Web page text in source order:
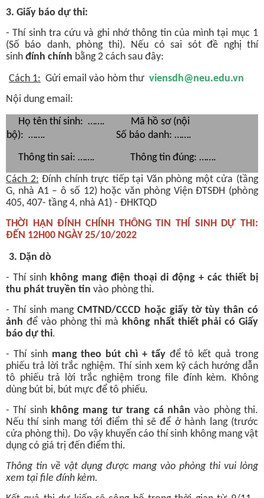
3. Giấy báo dự thi:
-Thí sinh tra cứu và ghi nhớ thông tin của mình tại mục 1
(Số báo danh, phòng thi). Nếu có sai sót đề nghị thí
sinh đính chính bằng 2 cách sau đây:
Cách 1: Gửi email vào hòm thư viensdh@neu.edu.vn
Nội dung email:
Họ tên thí sinh: ……. Mã hồ sơ (nội
bộ): ……. Số báo danh: …….
Thông tin sai: ……. Thông tin đúng: …….
Cách 2: Đính chính trực tiếp tại Văn phòng một cửa (tầng
G, nhà A1 – ô số 12) hoặc văn phòng Viện ĐTSĐH (phòng
405, 407- tầng 4, nhà A1) - ĐHKTQD
THỜI HẠN ĐÍNH CHÍNH THÔNG TIN THÍ SINH DỰ THI:
ĐẾN 12H00 NGÀY 25/10/2022
3. Dặn dò
- Thí sinh không mang điện thoại di động + các thiết bị
thu phát truyền tin vào phòng thi.
- Thí sinh mangCMTND/CCCD hoặc giấy tờ tùy thân có
ảnh để vào phòng thi mà không nhất thiết phải có Giấy
báo dự thi.
- Thí sinh mang theo bút chì + tẩyđể tô kết quả trong
phiếu trả lời trắc nghiệm. Thí sinh xem kỹ cách hướng dẫn
tô phiếu trả lời trắc nghiệm trong file đính kèm. Không
dùng bút bi, bút mực để tô phiếu.
- Thí sinh không mang tư trang cá nhân vào phòng thi.
Nếu thí sinh mang tới điểm thi sẽ để ở hành lang (trước
cửa phòng thi). Do vậy khuyến cáo thí sinh không mang vật
dụng có giá trị đến điểm thi.
Thông tin về vật dụng được mang vào phòng thi vui lòng
xem tại file đính kèm.